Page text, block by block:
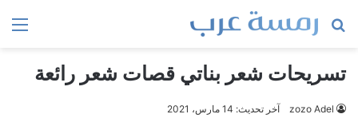
بحث
تسريحات شعر بناتي قصات شعر رائعة
zozo Adel آخر تحديث: 14 مارس، 2021